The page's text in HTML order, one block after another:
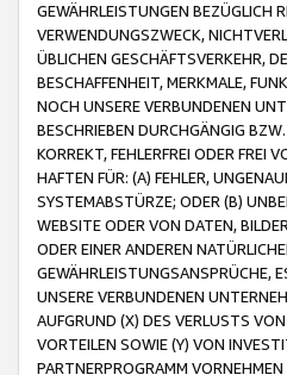
GEWÄHRLEISTUNGEN BEZÜGLICH
VERWENDUNGSZWECK,
ÜBLICHEN GESCHÄFTSVERKEHR,
BESCHAFFENHEIT, MERKMALE,
NOCH UNSERE VERBUNDENEN
BESCHRIEBEN DURCHGÄNGIG
KORREKT, FEHLERFREI ODER FREI
HAFTEN FÜR: (A) FEHLER,
SYSTEMABSTÜRZE; ODER (B)
WEBSITE ODER VON DATEN,
ODER EINER ANDEREN
GEWÄHRLEISTUNGSANSPRÜCHE,
UNSERE VERBUNDENEN
AUFGRUND (X) DES VERLUSTS
VORTEILEN SOWIE (Y) VON
PARTNERPROGRAMM